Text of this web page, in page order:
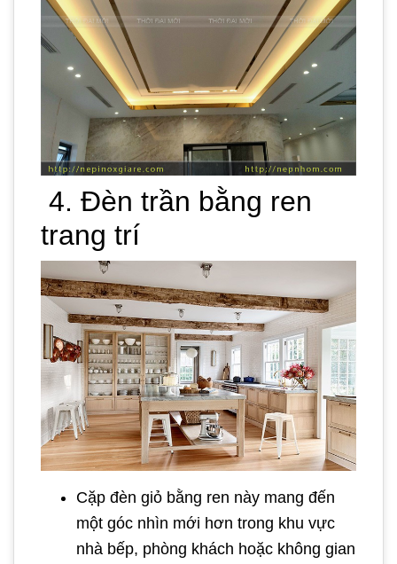
4. Đèn trần bằng ren
trang trí
Cặp đèn giỏ bằng ren này mang đến
một góc nhìn mới hơn trong khu vực
nhà bếp, phòng khách hoặc không gian